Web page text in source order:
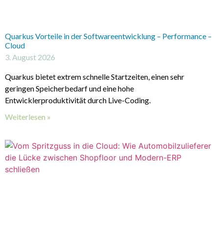
Quarkus Vorteile in der Softwareentwicklung – Performance –
Cloud
3. August 2026
Quarkus bietet extrem schnelle Startzeiten, einen sehr
geringen Speicherbedarf und eine hohe
Entwicklerproduktivität durch Live-Coding.
Weiterlesen »